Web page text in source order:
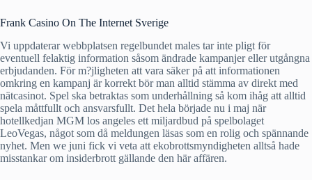
Frank Casino On The Internet Sverige
Vi uppdaterar webbplatsen regelbundet males tar inte pligt för
eventuell felaktig information såsom ändrade kampanjer eller utgångna
erbjudanden. För m?jligheten att vara säker på att informationen
omkring en kampanj är korrekt bör man alltid stämma av direkt med
nätcasinot. Spel ska betraktas som underhållning så kom ihåg att alltid
spela måttfullt och ansvarsfullt. Det hela började nu i maj när
hotellkedjan MGM los angeles ett miljardbud på spelbolaget
LeoVegas, något som då meldungen läsas som en rolig och spännande
nyhet. Men we juni fick vi veta att ekobrottsmyndigheten alltså hade
misstankar om insiderbrott gällande den här affären.